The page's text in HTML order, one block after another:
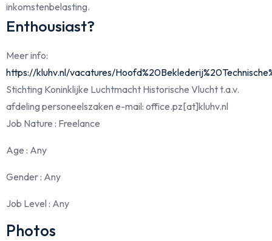
inkomstenbelasting.
Enthousiast?
Meer info:
https://kluhv.nl/vacatures/
Stichting Koninklijke Luchtmacht Historische Vlucht t.a.v.
afdeling personeelszaken e-mail: office.pz[at]kluhv.nl
Job Nature : Freelance
Age : Any
Gender: Any
Job Level: Any
Photos